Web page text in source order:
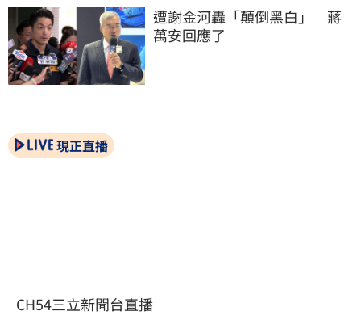
遭謝金河轟「顛倒黑白」　蔣
萬安回應了
現正直播
CH54三立新聞台直播